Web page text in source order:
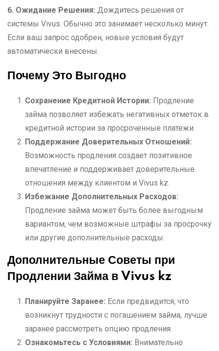
6. Ожидание Решения: Дождитесь решения от
системы Vivus. Обычно это занимает несколько минут.
Если ваш запрос одобрен, новые условия будут
автоматически внесены.
Почему Это Выгодно
Сохранение Кредитной Истории: Продление
займа позволяет избежать негативных отметок в
кредитной истории за просроченные платежи.
Поддержание Доверительных Отношений:
Возможность продления создает позитивное
впечатление и поддерживает доверительные
отношения между клиентом и Vivus kz.
Избежание Дополнительных Расходов:
Продление займа может быть более выгодным
вариантом, чем возможные штрафы за просрочку
или другие дополнительные расходы.
Дополнительные Советы при
Продлении Займа в Vivus kz
Планируйте Заранее: Если предвидится, что
возникнут трудности с погашением займа, лучше
заранее рассмотреть опцию продления.
Ознакомьтесь с Условиями: Внимательно